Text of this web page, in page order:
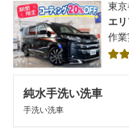
東
エ
作業
純水手洗い洗車
手洗い洗車